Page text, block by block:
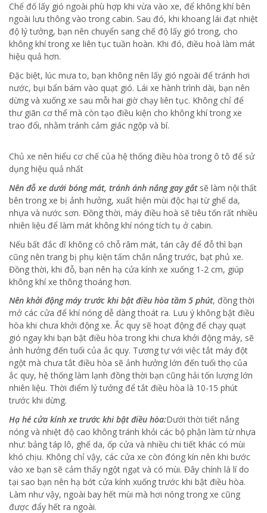
Chế đố lấy gió ngoài phù hợp khi vừa vào xe, để không khí bên
ngoài lưu thông vào trong cabin. Sau đó, khi khoang lái đạt nhiệt
độ lý tưởng, bạn nên chuyển sang chế độ lấy gió trong, cho
không khí trong xe liên tục tuần hoàn. Khi đó, điều hoà làm mát
hiệu quả hơn.
Đặc biệt, lúc mưa to, bạn không nên lấy gió ngoài để tránh hơi
nước, bụi bẩn bám vào quạt gió. Lái xe hành trình dài, bạn nên
dừng và xuống xe sau mỗi hai giờ chạy liên tục. Không chỉ để
thư giãn cơ thể mà còn tạo điều kiện cho không khí trong xe
trao đổi, nhằm tránh cảm giác ngộp và bí.
Chủ xe nên hiểu cơ chế của hệ thống điều hòa trong ô tô để sử
dụng hiệu quả nhất
Nên đỗ xe dưới bóng mát, tránh ánh nắng gay gắt sẽ làm nội thất
bên trong xe bị ảnh hưởng, xuất hiện mùi độc hại từ ghế da,
nhựa và nước sơn. Đồng thời, máy điều hoà sẽ tiêu tốn rất nhiều
nhiên liệu để làm mát không khí nóng tích tụ ở cabin.
Nếu bất đắc dĩ không có chỗ râm mát, tán cây để đỗ thì bạn
cũng nên trang bị phụ kiện tấm chắn nắng trước, bạt phủ xe.
Đồng thời, khi đỗ, bạn nên hạ cửa kính xe xuống 1-2 cm, giúp
không khí xe thông thoáng hơn.
Nên khởi động máy trước khi bật điều hòa tầm 5 phút, đồng thời
mở các cửa để khí nóng dễ dàng thoát ra. Lưu ý không bật điều
hòa khi chưa khởi động xe. Ắc quy sẽ hoạt động để chạy quạt
gió ngay khi bạn bật điều hòa trong khi chưa khởi động máy, sẽ
ảnh hưởng đến tuổi của ắc quy. Tương tự với việc tắt máy đột
ngột mà chưa tắt điều hòa sẽ ảnh hưởng lớn đến tuổi thọ của
ắc quy, hệ thống làm lạnh đồng thời bạn cũng hải tốn lượng lớn
nhiên liệu. Thời điểm lý tưởng để tắt điều hòa là 10-15 phút
trước khi dừng.
Hạ hé cửa kính xe trước khi bật điều hòa:Dưới thời tiết nắng
nóng và nhiệt độ cao không tránh khỏi các bộ phận làm từ nhựa
như: bảng táp lô, ghế da, ốp cửa và nhiều chi tiết khác có mùi
khó chịu. Không chỉ vậy, các cửa xe còn đóng kín nên khi bước
vào xe bạn sẽ cảm thấy ngột ngạt và có mùi. Đây chính là lí do
tại sao bạn nên hạ bớt cửa kính xuống trước khi bật điều hòa.
Làm như vậy, ngoài bay hết mùi mà hơi nóng trong xe cũng
được đẩy hết ra ngoài.